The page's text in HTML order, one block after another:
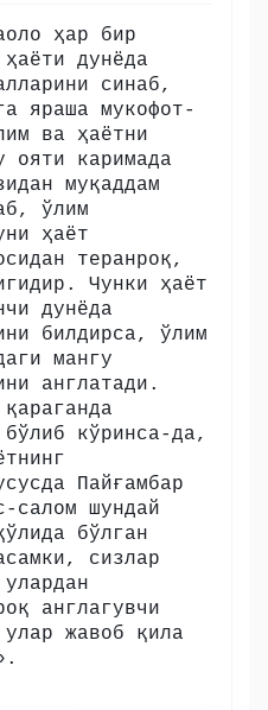
ҳар бир
дунёда
синаб,
яраша мукофот-
ва ҳаётни
ояти каримада
муқаддам
ўлим
ҳаёт
теранроқ,
Чунки ҳаёт
дунёда
билдирса, ўлим
мангу
англатади.
кўринса-да,
Пайғамбар
салом шундай
бўлган
сизлар
англагувчи
жавоб қила